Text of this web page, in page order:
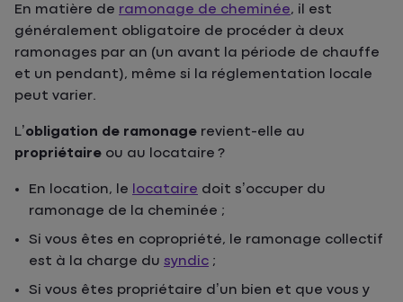
En matière de ramonage de cheminée, il est
généralement obligatoire de procéder à deux
ramonages par an (un avant la période de chauffe
et un pendant), même si la réglementation locale
peut varier.
L’obligation de ramonage revient-elle au
propriétaire ou au locataire ?
En location, le locataire doit s’occuper du
ramonage de la cheminée ;
Si vous êtes en copropriété, le ramonage collectif
est à la charge du syndic ;
Si vous êtes propriétaire d’un bien et que vous y